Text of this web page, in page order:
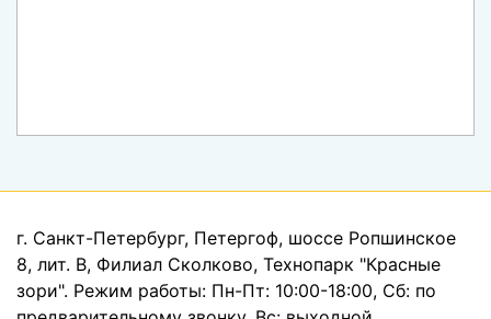
г. Санкт-Петербург, Петергоф, шоссе Ропшинское
8, лит. В, Филиал Сколково, Технопарк "Красные
зори". Режим работы: Пн-Пт: 10:00-18:00, Сб: по